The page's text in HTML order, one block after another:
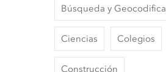
Búsqueda y
Ciencias Colegios
Construcción